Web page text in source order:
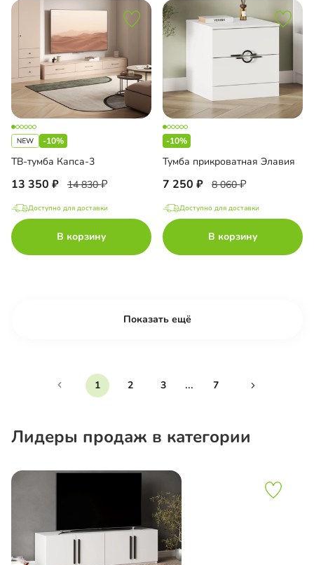
-10%
ТВ-тумба Капса-3
13 350 14 830
Доступно для доставки
В корзину
-10%
Тумба прикроватная Элавия
7 250 8 060
Доступно для доставки
В корзину
Показать ещё
1 2 3 ... 7
Лидеры продаж в категории